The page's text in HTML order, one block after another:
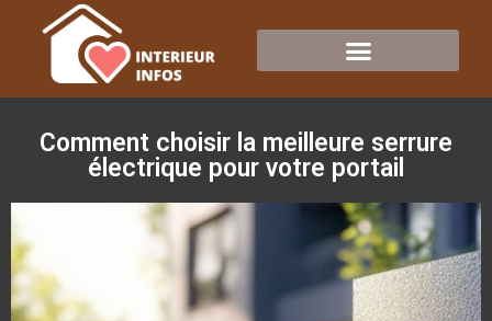
Comment choisir la meilleure serrure
électrique pour votre portail